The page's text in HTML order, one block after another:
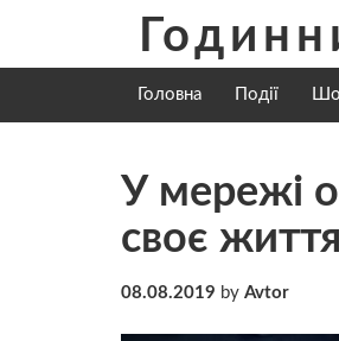
content
Головна Події
У мережі
своє
08.08.2019 by Avtor